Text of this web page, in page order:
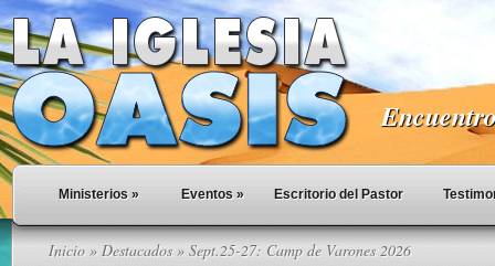
Ministerios » Eventos » Escritorio del Pastor
Inicio » Destacados» Sept.25-27: Camp de Varones 2026